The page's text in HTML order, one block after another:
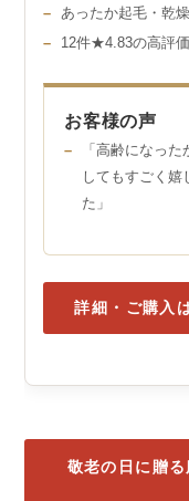
あったか起毛・乾
12件★4.83の高評
お客様の声
「高齢になっ
してもすごく嬉
た」
詳細・ご購入
敬老の日に贈